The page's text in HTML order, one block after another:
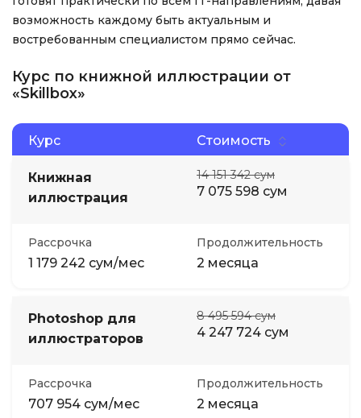
возможность каждому быть актуальным и
востребованным специалистом прямо сейчас.
Курс по книжной иллюстрации от
«Skillbox»
Курс Стоимость
Книжная
иллюстрация
14 151 342 сум
7 075 598 сум
Рассрочка
1 179 242 сум/мес
Продолжительность
2 месяца
Photoshop для
иллюстраторов
8 495 594 сум
4 247 724 сум
Рассрочка
707 954 сум/мес
Продолжительность
2 месяца